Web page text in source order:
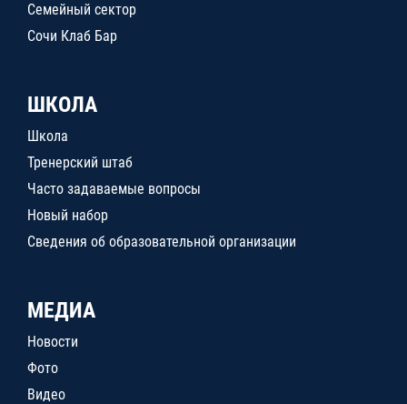
Семейный сектор
Сочи Клаб Бар
ШКОЛА
Школа
Тренерский штаб
Часто задаваемые вопросы
Новый набор
Сведения об образовательной организации
МЕДИА
Новости
Фото
Видео